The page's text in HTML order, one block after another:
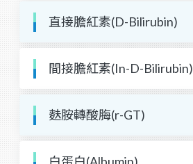
直接膽紅素(D-Bilirubin)
間接膽紅素(In-D-Bilirubin)
麩胺轉酸脢(r-GT)